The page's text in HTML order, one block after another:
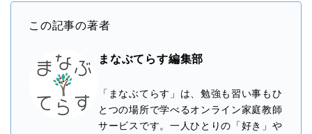
この記事の著者
まなぶてらす編集部
「まなぶてらす」は、勉強も習い事もひ
とつの場所で学べるオンライン家庭教師
サービスです。一人ひとりの「好き」や